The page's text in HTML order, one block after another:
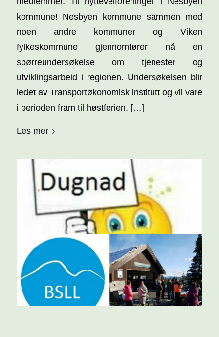
kommune! Nesbyen kommune sammen med
noen andre kommuner og Viken
fylkeskommune gjennomfører nå en
spørreundersøkelse om tjenester og
utviklingsarbeid i regionen. Undersøkelsen blir
ledet av Transportøkonomisk institutt og vil vare
i perioden fram til høstferien. […]
Les mer